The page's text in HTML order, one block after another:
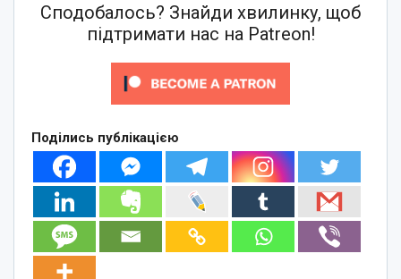
Сподобалось? Знайди хвилинку, щоб
підтримати нас на Patreon!
Поділись публікацією